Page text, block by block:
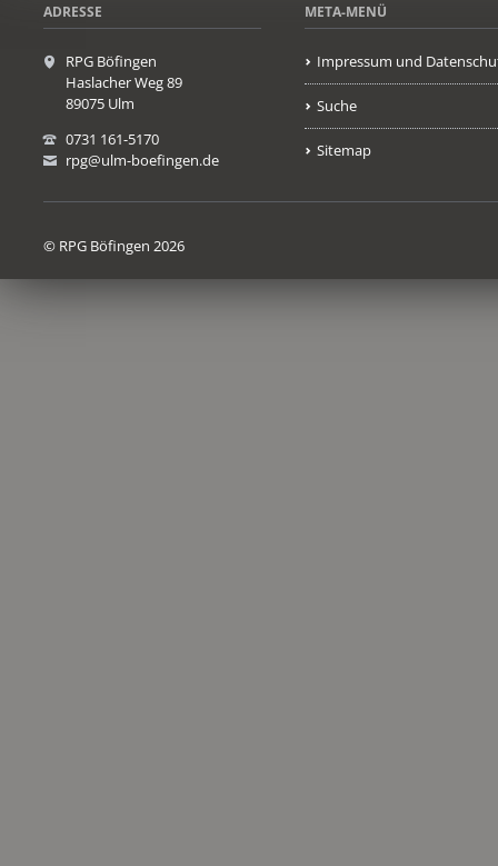
ADRESSE
RPG Böfingen
Haslacher Weg 89
89075 Ulm
0731 161-5170
rpg@ulm-boefingen.de
META-MENÜ
Impressum und
Suche
Sitemap
© RPG Böfingen 2026